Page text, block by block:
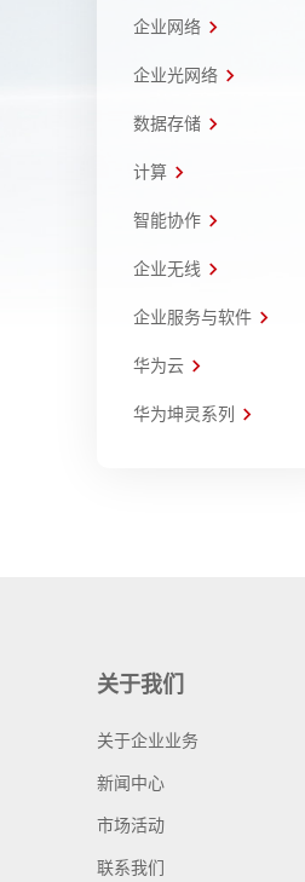
企业网络
企业光网络
数据存储
计算
智能协作
企业无线
企业服务与软件
华为云
华为坤灵系列
关于我们
关于企业业务
新闻中心
市场活动
联系我们